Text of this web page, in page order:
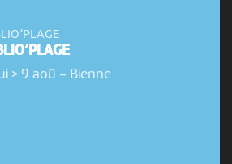
> 9 aoû - Bienne